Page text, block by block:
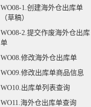
WO08-1.创建海外仓出库单
（草稿）
WO08-2.提交作废海外仓出库
单
WO08.修改海外仓出库单
WO09.修改出库单商品信息
WO10.出库单列表查询
WO11.海外仓出库单查询